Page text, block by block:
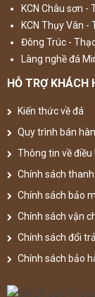
KCN Châu sơn -
KCN Thụy Vân -
Đông Trúc -
Làng nghề đá
HỖ TRỢ KHÁCH
Kiến thức về đá
Quy trình bán
Thông tin về
Chính sách
Chính sách bảo
Chính sách vận
Chính sách đổi
Chính sách bảo